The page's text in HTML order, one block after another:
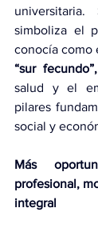
simboliza el
conocía como
“sur fecundo”,
salud y el
pilares
social y
Más
profesional,
integral